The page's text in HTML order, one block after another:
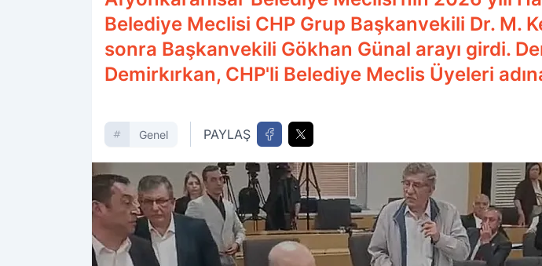
Belediye Meclisi CHP Grup Başkanvekili Dr. M.
sonra Başkanvekili Gökhan Günal arayı girdi.
Demirkırkan, CHP'li Belediye Meclis Üyeleri
Genel PAYLAŞ